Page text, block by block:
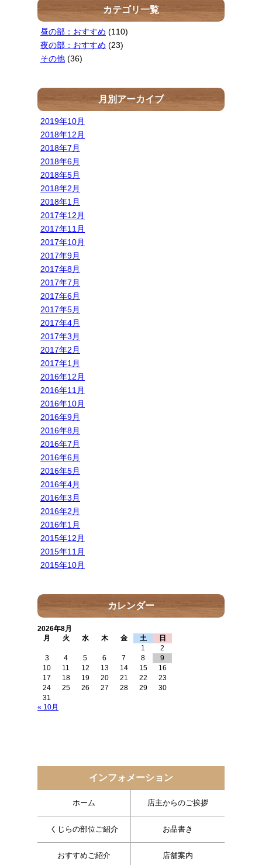
カテゴリ一覧
昼の部：おすすめ (110)
夜の部：おすすめ (23)
その他 (36)
月別アーカイブ
2019年10月
2018年12月
2018年7月
2018年6月
2018年5月
2018年2月
2018年1月
2017年12月
2017年11月
2017年10月
2017年9月
2017年8月
2017年7月
2017年6月
2017年5月
2017年4月
2017年3月
2017年2月
2017年1月
2016年12月
2016年11月
2016年10月
2016年9月
2016年8月
2016年7月
2016年6月
2016年5月
2016年4月
2016年3月
2016年2月
2016年1月
2015年12月
2015年11月
2015年10月
カレンダー
2026年8月
月
火 水 木 金 土
日
1
2
3
4 5 6 7 8
9
10
11 12 13 14 15
16
17
18 19 20 21 22
23
24
25 26 27 28 29
30
31
« 10月
インフォメーション
ホーム 店主からのご挨拶
くじらの部位ご紹介 お品書き
おすすめご紹介 店舗案内